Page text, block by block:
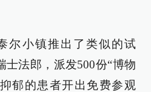
尔小镇推出了类似的试
士法郎，派发500份“博物
郁的患者开出免费参观